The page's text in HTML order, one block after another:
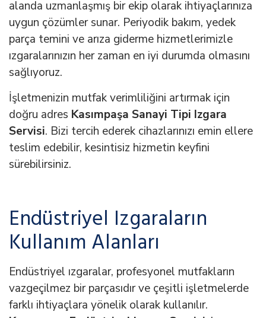
alanda uzmanlaşmış bir ekip olarak ihtiyaçlarınıza
uygun çözümler sunar. Periyodik bakım, yedek
parça temini ve arıza giderme hizmetlerimizle
ızgaralarınızın her zaman en iyi durumda olmasını
sağlıyoruz.
İşletmenizin mutfak verimliliğini artırmak için
doğru adres Kasımpaşa Sanayi Tipi Izgara
Servisi. Bizi tercih ederek cihazlarınızı emin ellere
teslim edebilir, kesintisiz hizmetin keyfini
sürebilirsiniz.
Endüstriyel Izgaraların
Kullanım Alanları
Endüstriyel ızgaralar, profesyonel mutfakların
vazgeçilmez bir parçasıdır ve çeşitli işletmelerde
farklı ihtiyaçlara yönelik olarak kullanılır.